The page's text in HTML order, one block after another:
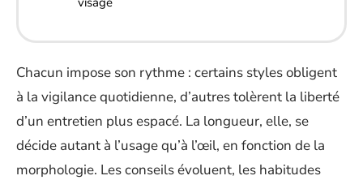
Chacun impose son rythme : certains styles obligent
à la vigilance quotidienne, d’autres tolèrent la liberté
d’un entretien plus espacé. La longueur, elle, se
décide autant à l’usage qu’à l’œil, en fonction de la
morphologie. Les conseils évoluent, les habitudes